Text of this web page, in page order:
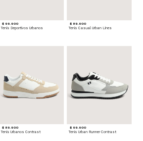
$ 99.900
Tenis Deportivos Urbanos
$ 89.900
Tenis Casual Urban Lines
$ 89.900
Tenis Urbanos Contrast
$ 99.900
Tenis Urban Runner Contrast